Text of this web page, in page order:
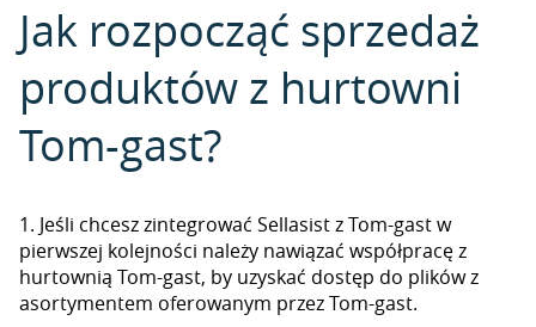
Jak rozpocząć sprzedaż
produktów z hurtowni
Tom-gast?
1. Jeśli chcesz zintegrować Sellasist z Tom-gast w
pierwszej kolejności należy nawiązać współpracę z
hurtownią Tom-gast, by uzyskać dostęp do plików z
asortymentem oferowanym przez Tom-gast.